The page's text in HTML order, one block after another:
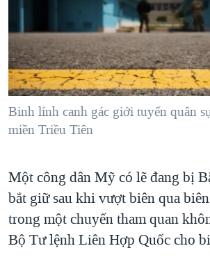
NGƯỜI VIỆT HẢI NGOẠI
ĐỜI SỐNG
KINH TẾ
KHOA HỌC
SỨC KHOẺ
HÀNH TRÌNH BẦU CỬ 2024
MỘT NĂM CHIẾN TRANH TẠI DẢI GAZA
GIẢI MÃ VÀNH ĐAI & CON ĐƯỜNG
TRỊNH VĨNH BÌNH - NGƯỜI HẠ 'BÊN
CHI PHÍ CHIẾN TRANH AFGHANISTAN
CÁC GIÁ TRỊ CỘNG HÒA Ở VIỆT NAM
THƯỢNG ĐỈNH TRUMP-KIM TẠI VIỆT
VIDEO
NGHE
MẠNG XÃ HỘI
Binh lính canh gác giới tuyến quân
miền Triều Tiên
Một công dân Mỹ có lẽ đang bị
bắt giữ sau khi vượt biên qua
trong một chuyến tham quan
Bộ Tư lệnh Liên Hợp Quốc cho